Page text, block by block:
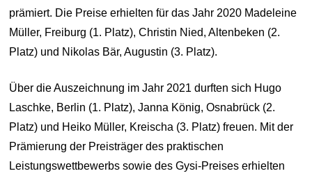
prämiert. Die Preise erhielten für das Jahr 2020 Madeleine
Müller, Freiburg (1. Platz), Christin Nied, Altenbeken (2.
Platz) und Nikolas Bär, Augustin (3. Platz).
Über die Auszeichnung im Jahr 2021 durften sich Hugo
Laschke, Berlin (1. Platz), Janna König, Osnabrück (2.
Platz) und Heiko Müller, Kreischa (3. Platz) freuen. Mit der
Prämierung der Preisträger des praktischen
Leistungswettbewerbs sowie des Gysi-Preises erhielten